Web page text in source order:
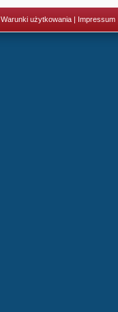
Warunki użytkowania | Impressum